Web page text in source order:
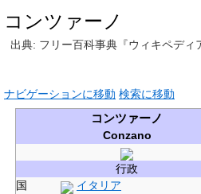
コンツァーノ
出典: フリー百科事典『ウィキペデ
ナビゲーションに移動 検索に移動
コンツァーノ
Conzano
行政
国
イタリア